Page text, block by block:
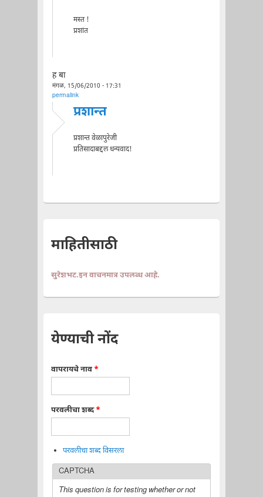
मस्त !
प्रशांत
ह बा
मंगळ, 15/06/2010 - 17:31
permalink
प्रशान्त
प्रशान्त वेळापुरेजी
प्रतिसादाबद्दल धन्यवाद!
माहितीसाठी
सुरेशभट.इन वाचनमात्र उपलब्ध आहे.
येण्याची नोंद
वापरायचे नाव *
परवलीचा शब्द*
परवलीचा शब्द विसरला
CAPTCHA
This question is for testing whether or not